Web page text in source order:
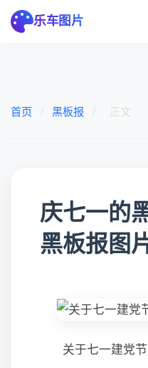
乐车图片
首页 / 黑板报 / 正文
庆七一的
黑板报图
关于七一建党